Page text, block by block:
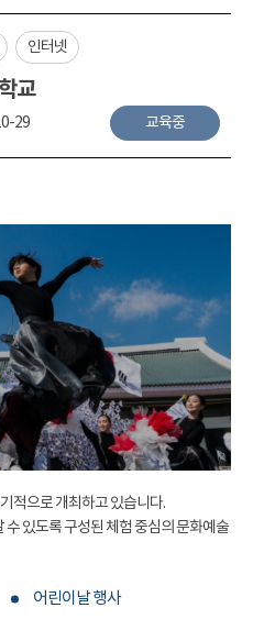
인터넷
교
29 교육중
적으로 개최하고 있습니다.
있도록 구성된 체험 중심의 문화예술
어린이날 행사